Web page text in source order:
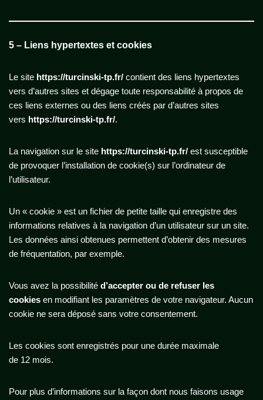
5 – Liens hypertextes et cookies
Le site https://turcinski-tp.fr/ contient des liens hypertextes
vers d’autres sites et dégage toute responsabilité à propos de
ces liens externes ou des liens créés par d’autres sites
vers https://turcinski-tp.fr/.
La navigation sur le site https://turcinski-tp.fr/ est susceptible
de provoquer l’installation de cookie(s) sur l’ordinateur de
l’utilisateur.
Un « cookie » est un fichier de petite taille qui enregistre des
informations relatives à la navigation d’un utilisateur sur un site.
Les données ainsi obtenues permettent d’obtenir des mesures
de fréquentation, par exemple.
Vous avez la possibilité d’accepter ou de refuser les
cookies en modifiant les paramètres de votre navigateur. Aucun
cookie ne sera déposé sans votre consentement.
Les cookies sont enregistrés pour une durée maximale
de 12 mois.
Pour plus d’informations sur la façon dont nous faisons usage